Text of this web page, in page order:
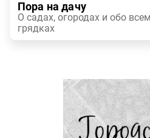
Пора на дачу
О садах, огородах и обо
грядках